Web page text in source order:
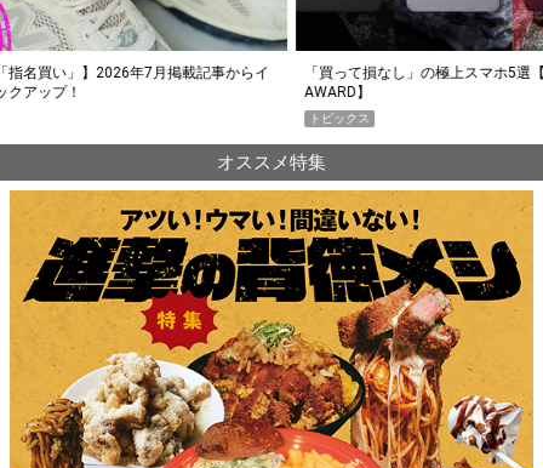
イ
「買って損なし」の極上スマホ5選【GoodsPress 2026上半期
AWARD】
薄着
オススメ特集